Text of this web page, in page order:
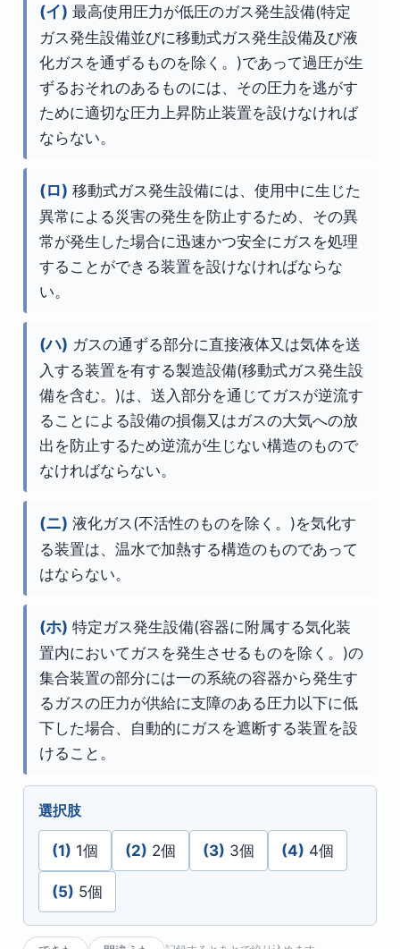
(イ) 最高使用圧力が低圧のガス発生設備(特定
ガス発生設備並びに移動式ガス発生設備及び液
化ガスを通ずるものを除く。)であって過圧が生
ずるおそれのあるものには、その圧力を逃がす
ために適切な圧力上昇防止装置を設けなければ
ならない。
(ロ) 移動式ガス発生設備には、使用中に生じた
異常による災害の発生を防止するため、その異
常が発生した場合に迅速かつ安全にガスを処理
することができる装置を設けなければならな
い。
(ハ) ガスの通ずる部分に直接液体又は気体を送
入する装置を有する製造設備(移動式ガス発生設
備を含む。)は、送入部分を通じてガスが逆流す
ることによる設備の損傷又はガスの大気への放
出を防止するため逆流が生じない構造のもので
なければならない。
(ニ) 液化ガス(不活性のものを除く。)を気化す
る装置は、温水で加熱する構造のものであって
はならない。
(ホ) 特定ガス発生設備(容器に附属する気化装
置内においてガスを発生させるものを除く。)の
集合装置の部分には一の系統の容器から発生す
るガスの圧力が供給に支障のある圧力以下に低
下した場合、自動的にガスを遮断する装置を設
けること。
選択肢
(1) 1個 (2) 2個 (3) 3個 (4) 4個
(5) 5個